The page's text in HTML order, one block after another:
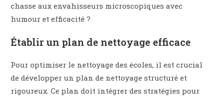
chasse aux envahisseurs microscopiques avec
humour et efficacité ?
Établir un plan de nettoyage efficace
Pour optimiser le nettoyage des écoles, il est crucial
de développer un plan de nettoyage structuré et
rigoureux. Ce plan doit intégrer des stratégies pour